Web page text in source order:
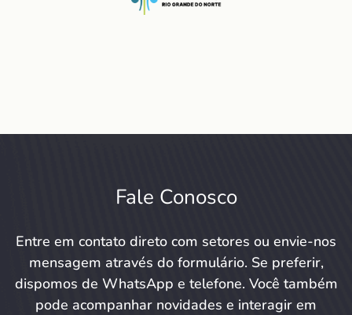
Fale Conosco
Entre em contato direto com setores ou envie-nos
mensagem através do formulário. Se preferir,
dispomos de WhatsApp e telefone. Você também
pode acompanhar novidades e interagir em